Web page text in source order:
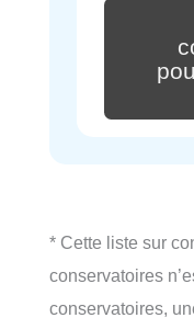
* Cette liste sur
conservatoires
conservatoires,